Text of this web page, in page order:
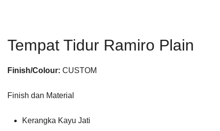
Tempat Tidur Ramiro Plain
Finish/Colour: CUSTOM
Finish dan Material
Kerangka Kayu Jati